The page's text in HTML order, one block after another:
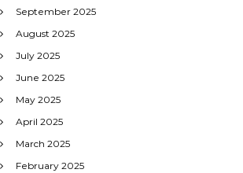
September 2025
August 2025
July 2025
June 2025
May 2025
April 2025
March 2025
February 2025